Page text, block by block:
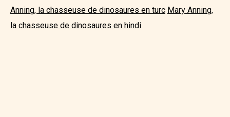
Anning, la chasseuse de dinosaures en turc Mary Anning,
la chasseuse de dinosaures en hindi